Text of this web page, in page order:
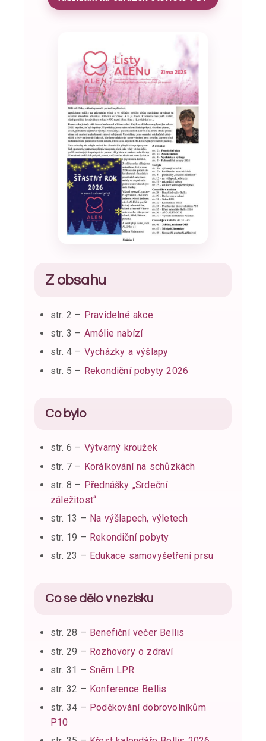
Z obsahu
str. 2 – Pravidelné akce
str. 3 – Amélie nabízí
str. 4 – Vycházky a výšlapy
str. 5 – Rekondiční pobyty 2026
Co bylo
str. 6 – Výtvarný kroužek
str. 7 – Korálkování na schůzkách
str. 8 – Přednášky „Srdeční
záležitost“
str. 13 – Na výšlapech, výletech
str. 19 – Rekondiční pobyty
str. 23 – Edukace samovyšetření prsu
Co se dělo v nezisku
str. 28 – Benefiční večer Bellis
str. 29 – Rozhovory o zdraví
str. 31 – Sněm LPR
str. 32 – Konference Bellis
str. 34 – Poděkování dobrovolníkům
P10